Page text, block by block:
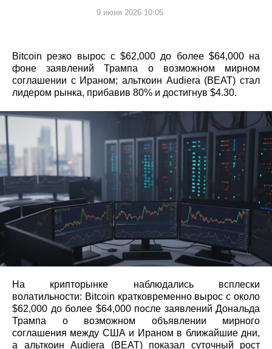
9 июня 2026 10:05
Bitcoin резко вырос с $62,000 до более $64,000 на
фоне заявлений Трампа о возможном мирном
соглашении с Ираном; альткоин Audiera (BEAT) стал
лидером рынка, прибавив 80% и достигнув $4.30.
На крипторынке наблюдались всплески
волатильности: Bitcoin кратковременно вырос с около
$62,000 до более $64,000 после заявлений Дональда
Трампа о возможном объявлении мирного
соглашения между США и Ираном в ближайшие дни,
а альткоин Audiera (BEAT) показал суточный рост